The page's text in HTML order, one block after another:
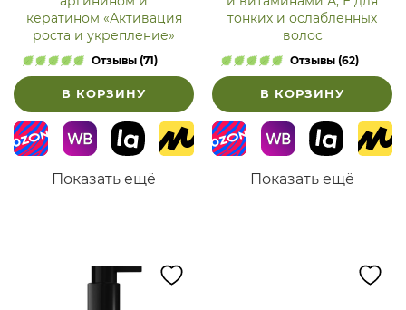
кератином «Активация
роста и укрепление»
Отзывы (71)
В КОРЗИНУ
Показать ещё
тонких и ослабленных
волос
Отзывы (62)
В КОРЗИНУ
Показать ещё